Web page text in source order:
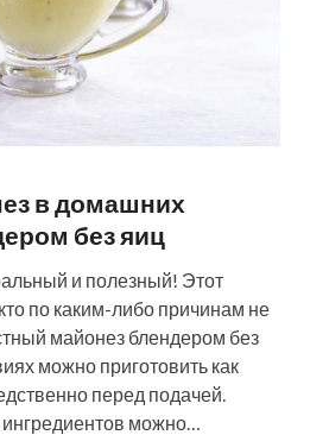
в домашних
без яиц
и полезный! Этот
по каким-либо причинам не
майонез блендером без
можно приготовить как
перед подачей.
можно…